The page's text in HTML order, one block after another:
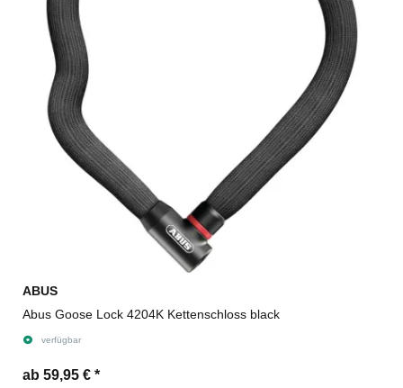
ABUS
Abus Goose Lock 4204K Kettenschloss black
verfügbar
ab 59,95 € *